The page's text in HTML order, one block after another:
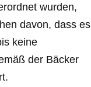
wurden,
davon, dass es
keine
der Bäcker